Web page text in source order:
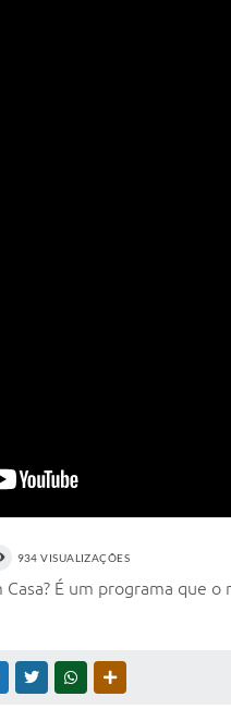
934 VISUALIZAÇÕES
É um programa que
MESSENGER
TWITTERWHATSAPP